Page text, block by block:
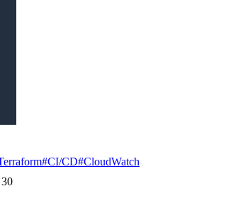
#CI/CD#CloudWatch
30